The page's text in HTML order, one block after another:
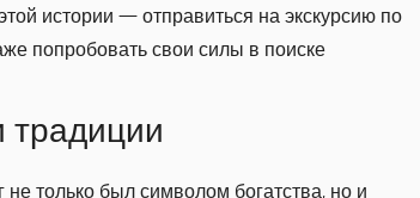
истории — отправиться на экскурсию по
попробовать свои силы в поиске